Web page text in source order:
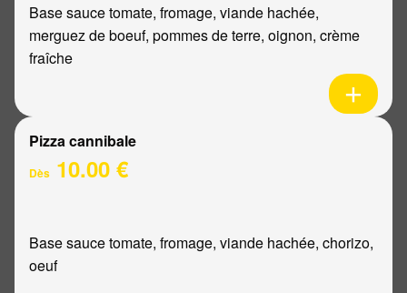
Base sauce tomate, fromage, viande hachée,
merguez de boeuf, pommes de terre, oignon, crème
fraîche
Pizza cannibale
Dès 10.00 €
Base sauce tomate, fromage, viande hachée, chorizo,
oeuf